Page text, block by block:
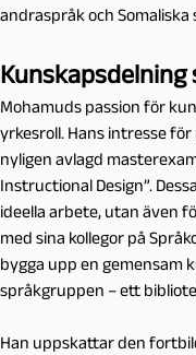
andraspråk och Somaliska
Mohamuds passion för
yrkesroll. Hans intresse
nyligen avlagd
Instructional Design”.
ideella arbete, utan även
med sina kollegor på
bygga upp en gemensam
språkgruppen – ett
Han uppskattar den